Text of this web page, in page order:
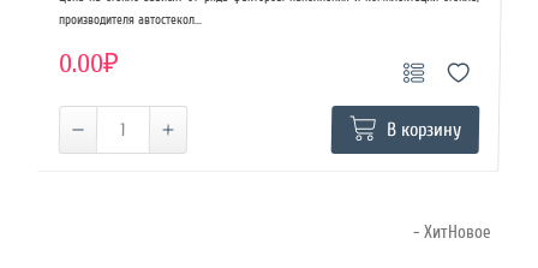
производителя автостекол...
0.00₽
В корзину
- ХитНовое